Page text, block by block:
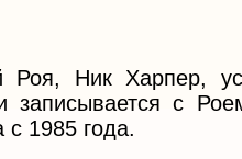
Ник Харпер,
записывается с
1985 года.